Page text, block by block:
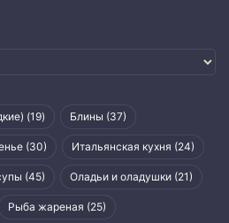
(19) Блины (37)
(30) Итальянская кухня (24)
(45) Оладьи и оладушки (21)
Рыба жареная (25)